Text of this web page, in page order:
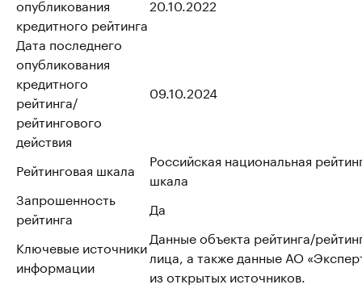
опубликования
кредитного рейтинга
20.10.2022
Дата последнего
опубликования
кредитного
рейтинга/
рейтингового
действия
09.10.2024
Рейтинговая шкала
Российская национальная
шкала
Запрошенность
рейтинга
Да
Ключевые источники
информации
Данные объекта рейтинга/
лица, а также данные АО
из открытых источников.